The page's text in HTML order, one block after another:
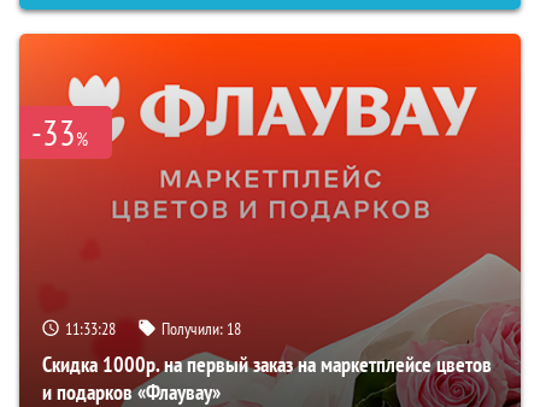
-33%
11:33:27 Получили: 18
Скидка 1000р. на первый заказ на маркетплейсе цветов
и подарков «Флаувау»